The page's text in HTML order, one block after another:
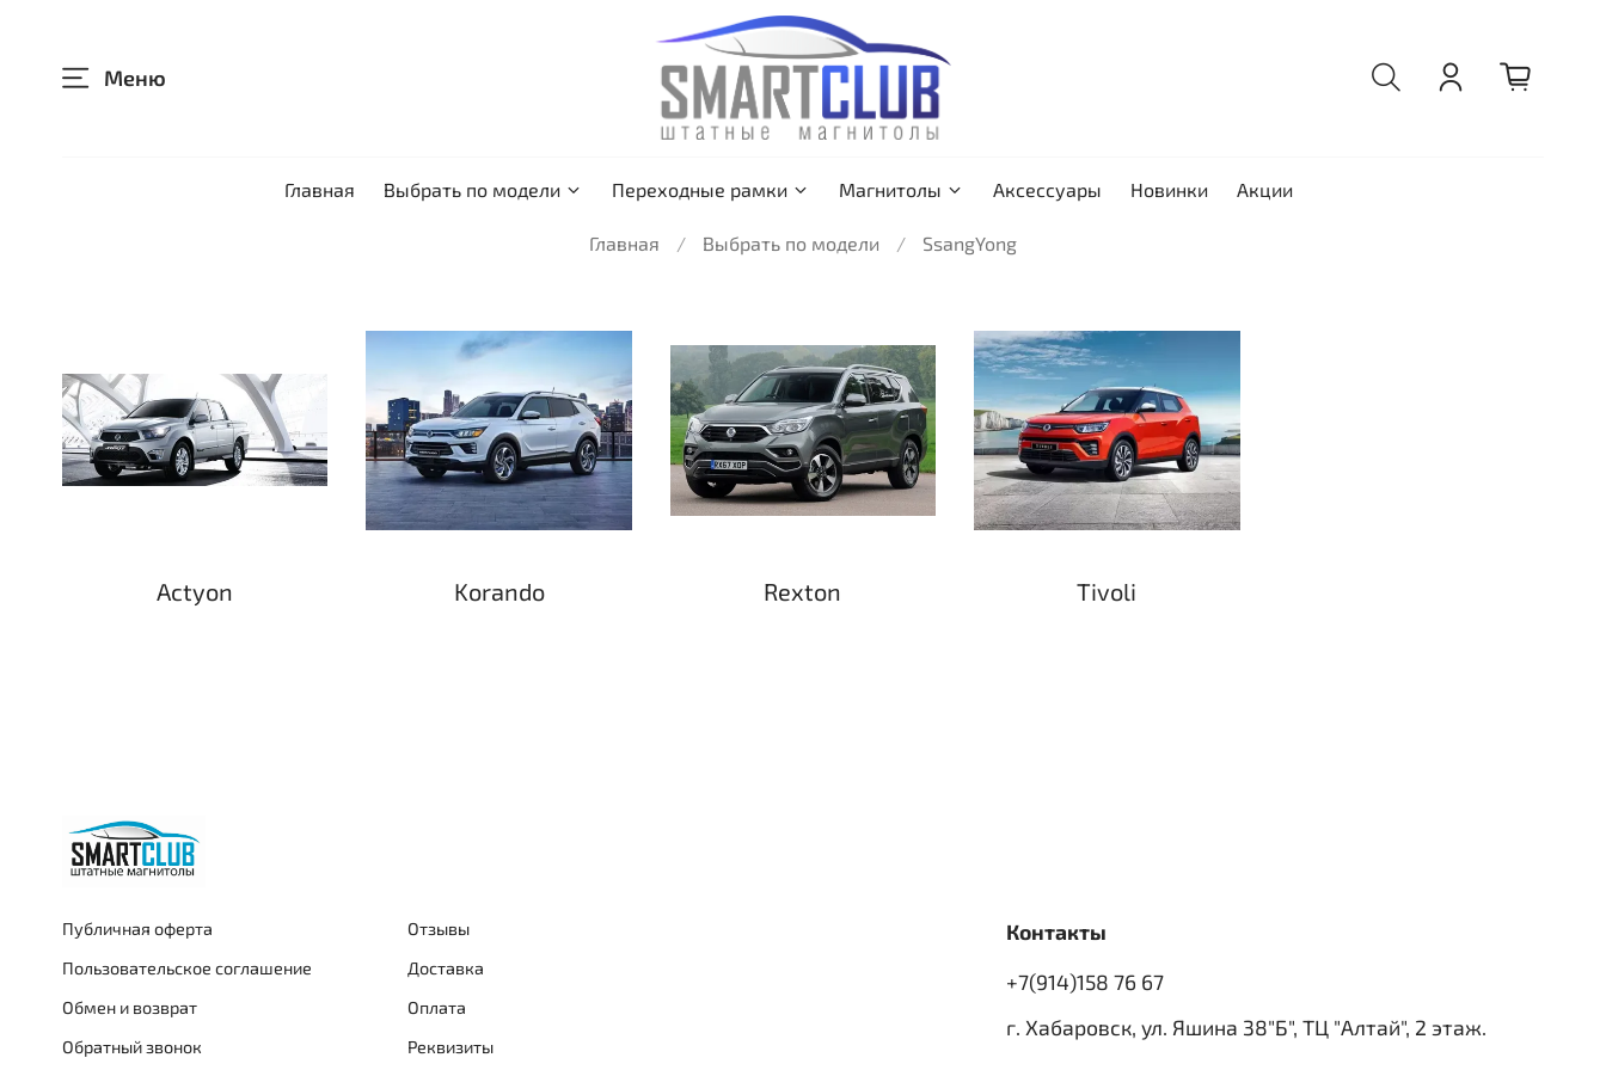
Меню
Главная Выбрать по модели Переходные рамки Магнитолы Аксессуары Новинки Акции
Главная Выбрать по модели SsangYong
Actyon Korando Rexton Tivoli
Публичная оферта
Пользовательское соглашение
Обмен и возврат
Обратный звонок
Отзывы
Доставка
Оплата
Реквизиты
Контакты
+7(914)158 76 67
г. Хабаровск, ул. Яшина 38"Б", ТЦ "Алтай", 2 этаж.